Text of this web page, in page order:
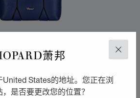
关闭
萧邦
States的地址。您正在浏
是否要更改您的位置？